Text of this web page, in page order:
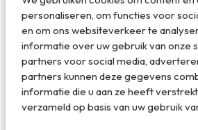
personaliseren, om functies voor
en om ons websiteverkeer te
informatie over uw gebruik van onze
partners voor social media,
partners kunnen deze gegevens
informatie die u aan ze heeft
verzameld op basis van uw gebruik
plastic mini-krukjes er worden
Overal in Hanoi vind jeCong Caphe,
Starbucks vanVietnammaar dan
koffiebarretjes voor hipsters waar je
drinken. En je zou dat niet direct
Vietnam goede koffie kunt drinken
landen staan nu niet bepaald bekend